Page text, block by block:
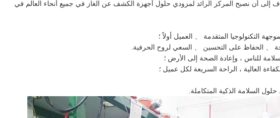
إلى أن نصبح المركز الرائد لمزودي حلول أجهزة الكشف عن الغاز في جميع أنحاء العالم في
التكنولوجيا المتقدمة 、 العميل أولاً ؛
、 الحفاظ على التحسين 、 السعي لروح الحرفية.
للناس ، وإعادة الصحة إلى الأرض ؛
العالية ، الراحة السريعة لكل عميل ؛
حلول السلامة الذكية المتكاملة.